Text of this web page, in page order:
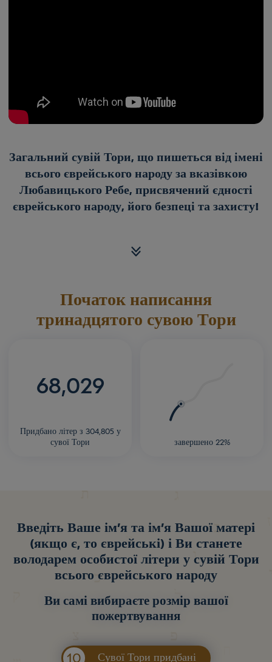
Загальний сувій Тори, що пишеться від імені
всього єврейського народу за вказівкою
Любавицького Ребе, присвячений єдності
єврейського народу, його безпеці та захисту!
Початок написання
тринадцятого сувою Тори
68,029
Придбано літер з 304,805 у
сувої Тори
завершено 22%
Введіть Ваше ім'я та ім'я Вашої матері
(якщо є, то єврейські) і Ви станете
володарем особистої літери у сувій Тори
всього єврейського народу
Ви самі вибираєте розмір вашої
пожертвування
Сувої Тори придбані